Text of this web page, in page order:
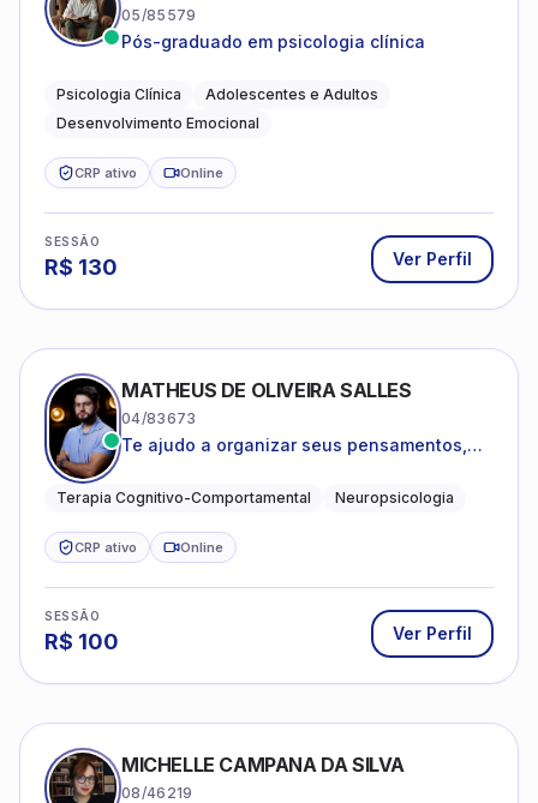
05/85579
Pós-graduado em psicologia clínica
Psicologia Clínica
Adolescentes e Adultos
Desenvolvimento Emocional
CRP ativo Online
SESSÃO
R$ 130 Ver Perfil
MATHEUS DE OLIVEIRA SALLES
04/83673
Te ajudo a organizar seus pensamentos,
clareza e sentido, com uma terapia
Terapia Cognitivo-Comportamental Neuropsicologia
CRP ativo Online
SESSÃO
R$ 100 Ver Perfil
MICHELLE CAMPANA DA SILVA
08/46219